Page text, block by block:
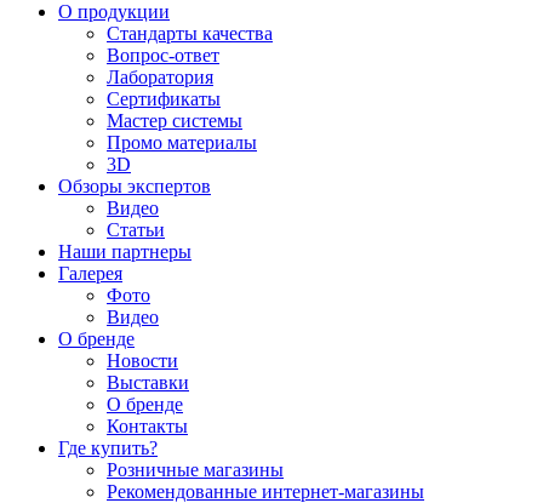
О продукции
Стандарты качества
Вопрос-ответ
Лаборатория
Сертификаты
Мастер системы
Промо материалы
3D
Обзоры экспертов
Видео
Статьи
Наши партнеры
Галерея
Фото
Видео
О бренде
Новости
Выставки
О бренде
Контакты
Где купить?
Розничные магазины
Рекомендованные интернет-магазины